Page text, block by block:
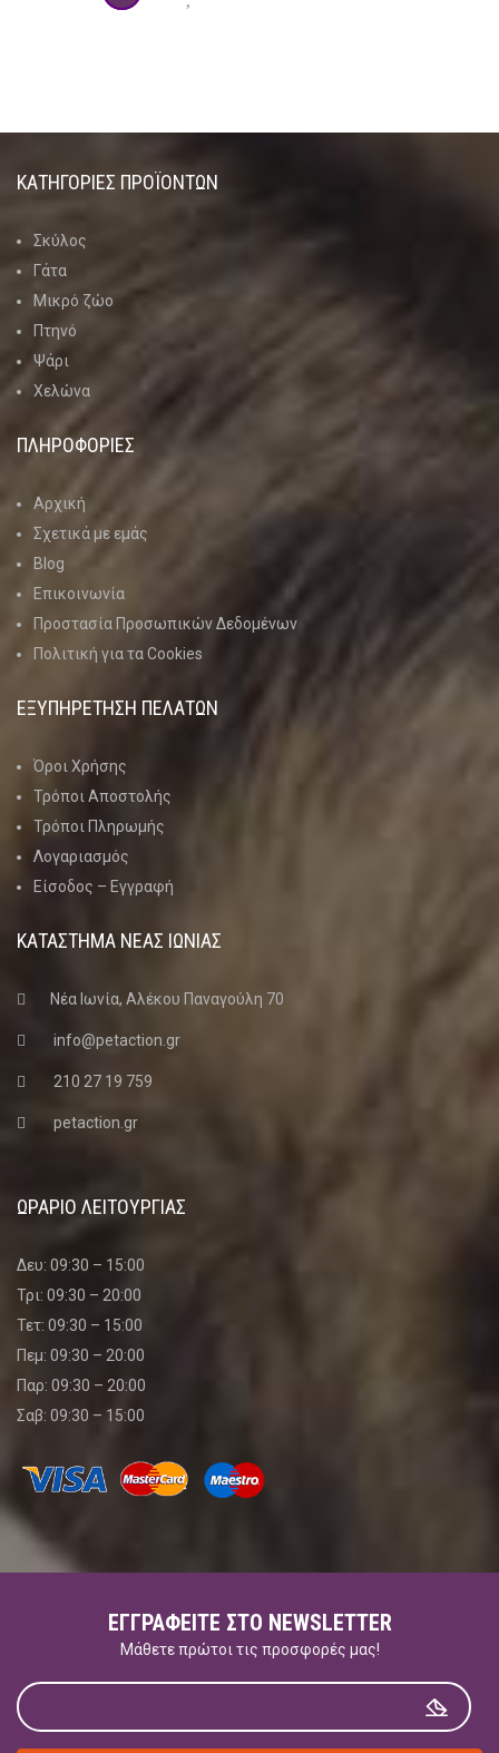
ΚΑΤΗΓΟΡΊΕΣ ΠΡΟΪΌΝΤΩΝ
Σκύλος
Γάτα
Μικρό ζώο
Πτηνό
Ψάρι
Χελώνα
ΠΛΗΡΟΦΟΡΙΕΣ
Αρχική
Σχετικά με εμάς
Blog
Επικοινωνία
Προστασία Προσωπικών Δεδομένων
Πολιτική για τα Cookies
ΕΞΥΠΗΡΕΤΗΣΗ ΠΕΛΑΤΩΝ
Όροι Χρήσης
Τρόποι Αποστολής
Τρόποι Πληρωμής
Λογαριασμός
Είσοδος – Εγγραφή
ΚΑΤΑΣΤΗΜΑ ΝΈΑΣ ΙΩΝΊΑΣ
Νέα Ιωνία, Αλέκου Παναγούλη 70
info@petaction.gr
210 27 19 759
petaction.gr
ΩΡΑΡΙΟ ΛΕΙΤΟΥΡΓΙΑΣ
Δευ: 09:30 – 15:00
Τρι: 09:30 – 20:00
Τετ: 09:30 – 15:00
Πεμ: 09:30 – 20:00
Παρ: 09:30 – 20:00
Σαβ: 09:30 – 15:00
ΕΓΓΡΑΦΕΊΤΕ ΣΤΟ NEWSLETTER
Μάθετε πρώτοι τις προσφορές μας!